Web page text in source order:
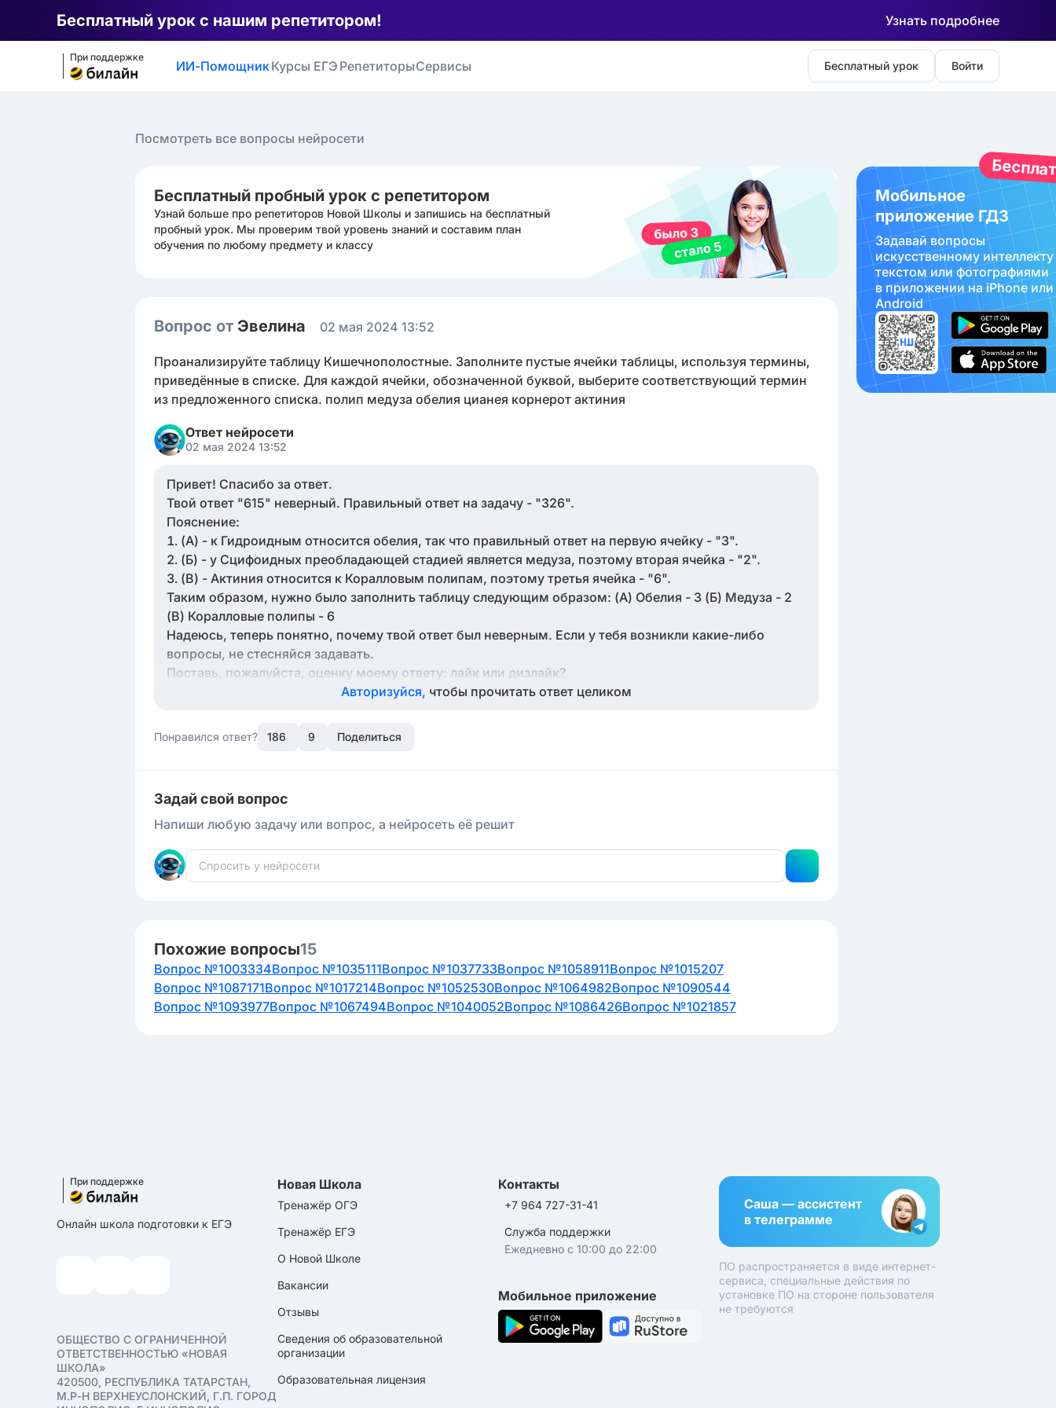
Бесплатный урок с нашим репетитором! Узнать подробнее
При поддержке
ИИ-ПомощникКурсы ЕГЭ РепетиторыСервисы Бесплатный урок Войти
Посмотреть все вопросы нейросети
Бесплатный пробный урок с репетитором
Узнай больше про репетиторов Новой Школы и запишись на бесплатный
пробный урок. Мы проверим твой уровень знаний и составим план
обучения по любому предмету и классу
Вопрос от Эвелина ㅤ 02 мая 2024 13:52
Проанализируйте таблицу Кишечнополостные. Заполните пустые ячейки таблицы, используя термины,
приведённые в списке. Для каждой ячейки, обозначенной буквой, выберите соответствующий термин
из предложенного списка. полип медуза обелия цианея корнерот актиния
Ответ нейросети
02 мая 2024 13:52
Привет! Спасибо за ответ.
Твой ответ "615" неверный. Правильный ответ на задачу - "326".
Пояснение:
(А) - к Гидроидным относится обелия, так что правильный ответ на первую ячейку - "3".
(Б) - у Сцифоидных преобладающей стадией является медуза, поэтому вторая ячейка - "2".
(В) - Актиния относится к Коралловым полипам, поэтому третья ячейка - "6".
Таким образом, нужно было заполнить таблицу следующим образом: (А) Обелия - 3 (Б) Медуза - 2
(В) Коралловые полипы - 6
Надеюсь, теперь понятно, почему твой ответ был неверным. Если у тебя возникли какие-либо
вопросы, не стесняйся задавать.
Поставь, пожалуйста, оценку моему ответу: лайк или дизлайк?
Авторизуйся, чтобы прочитать ответ целиком
Понравился ответ? 186 9 Поделиться
Задай свой вопрос
Напиши любую задачу или вопрос, а нейросеть её решит
Похожие вопросы15
Вопрос №1003334Вопрос №1035111Вопрос №1037733Вопрос №1058911Вопрос №1015207
Вопрос №1087171Вопрос №1017214Вопрос №1052530Вопрос №1064982Вопрос №1090544
Вопрос №1093977Вопрос №1067494Вопрос №1040052Вопрос №1086426Вопрос №1021857
Мобильное
приложение ГДЗ
Задавай вопросы
искуcственному интеллекту
текстом или фотографиями
в приложении на iPhone или
Android
При поддержке
Онлайн школа подготовки к ЕГЭ
ОБЩЕСТВО С ОГРАНИЧЕННОЙ
ОТВЕТСТВЕННОСТЬЮ «НОВАЯ
ШКОЛА»
420500, РЕСПУБЛИКА ТАТАРСТАН,
М.Р-Н ВЕРХНЕУСЛОНСКИЙ, Г.П. ГОРОД
Новая Школа
Тренажёр ОГЭ
Тренажёр ЕГЭ
О Новой Школе
Вакансии
Отзывы
Сведения об образовательной
организации
Образовательная лицензия
Контакты
+7 964 727-31-41
Служба поддержки
Ежедневно с 10:00 до 22:00
Мобильное приложение
Саша — ассистент
в телеграмме
ПО распространяется в виде интернет-
сервиса, специальные действия по
установке ПО на стороне пользователя
не требуются